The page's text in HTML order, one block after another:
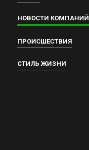
НОВОСТИ КОМПАНИЙ
ПРОИСШЕСТВИЯ
СТИЛЬ ЖИЗНИ